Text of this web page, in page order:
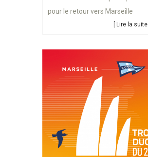
pour le retour vers Marseille
[ Lire la suite ]